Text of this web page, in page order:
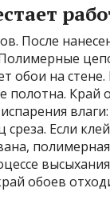
После
обои на стене.
полотна. Край
Если
обоев